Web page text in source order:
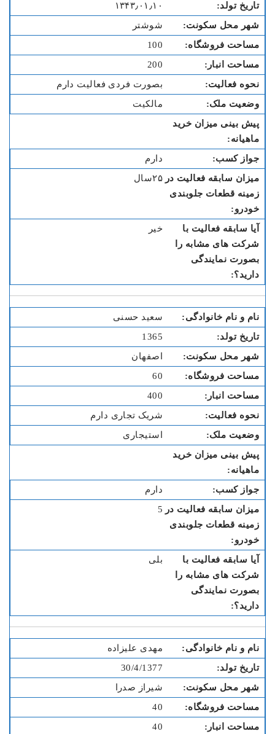
۱۳۴۳٫۰۱٫۱۰
شوشتر
100
200
بصورت فردی فعالیت دارم
مالکیت
دارم
۲۵سال
خیر
سعید حسنی
1365
اصفهان
60
400
شریک تجاری دارم
استیجاری
دارم
5
بلی
مهدی علیزاده
30/4/1377
شیراز صدرا
40
40